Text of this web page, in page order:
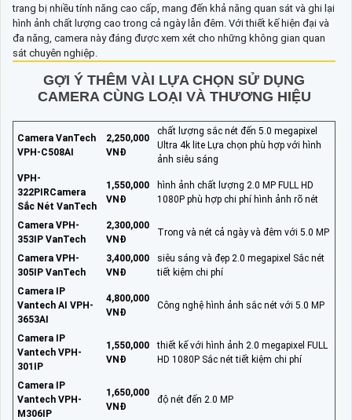
trang bị nhiều tính năng cao cấp, mang đến khả năng quan sát và ghi lại
hình ảnh chất lượng cao trong cả ngày lẫn đêm. Với thiết kế hiện đại và
đa năng, camera này đáng được xem xét cho những không gian quan
sát chuyên nghiệp.
GỢI Ý THÊM VÀI LỰA CHỌN SỬ DỤNG
CAMERA CÙNG LOẠI VÀ THƯƠNG HIỆU
Camera VanTech
VPH-C508AI
2,250,000
VNĐ
chất lượng sắc nét đến 5.0 megapixel
Ultra 4k lite Lựa chọn phù hợp với hình
ảnh siêu sáng
VPH-
322PIRCamera
Sắc Nét VanTech
1,550,000
VNĐ
hình ảnh chất lượng 2.0 MP FULL HD
1080P phù hợp chi phí hình ảnh rõ nét
Camera VPH-
353IP VanTech
2,300,000
VNĐ
Trong và nét cả ngày và đêm với 5.0 MP
Camera VPH-
305IP VanTech
3,400,000
VNĐ
siêu sáng và đẹp 2.0 megapixel Sắc nét
tiết kiệm chi phí
Camera IP
Vantech AI VPH-
3653AI
4,800,000
VNĐ
Công nghệ hình ảnh sắc nét với 5.0 MP
Camera IP
Vantech VPH-
301IP
1,550,000
VNĐ
thiết kế với hình ảnh 2.0 megapixel FULL
HD 1080P Sắc nét tiết kiệm chi phí
Camera IP
Vantech VPH-
M306IP
1,650,000
VNĐ
độ nét đến 2.0 MP